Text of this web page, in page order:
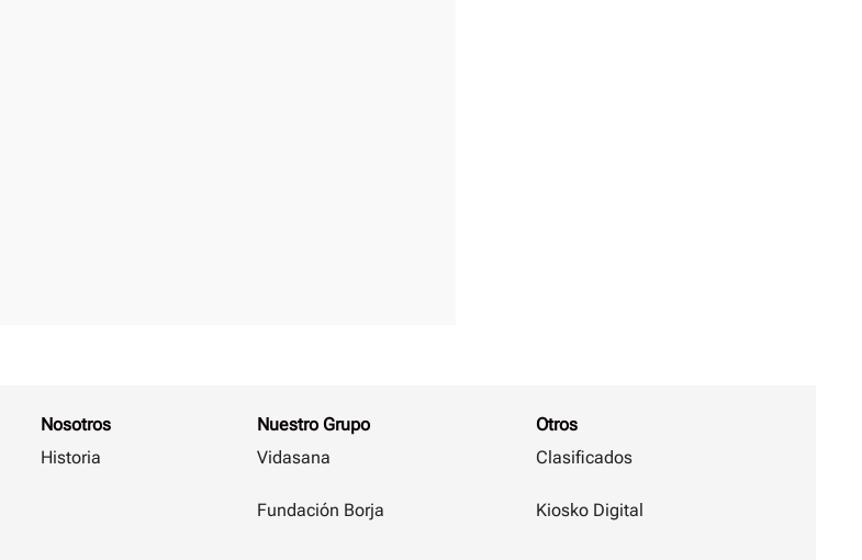
Nosotros
Historia
Nuestro Grupo
Vidasana
Fundación Borja
Otros
Clasificados
Kiosko Digital